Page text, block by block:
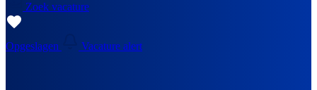
Zoek vacature
Opgeslagen Vacature alert